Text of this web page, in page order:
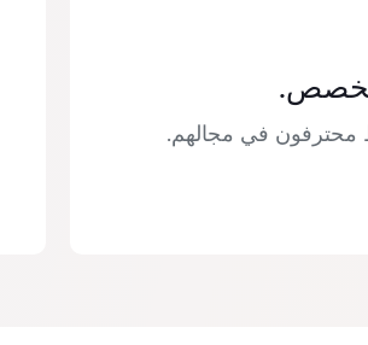
محترفون في مجالهم.